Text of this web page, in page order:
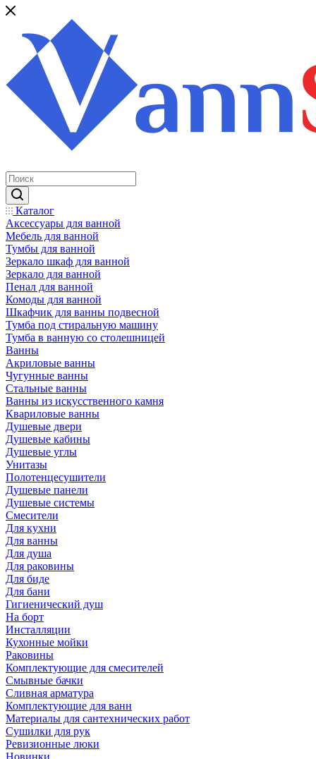
Каталог
Аксессуары для ванной
Мебель для ванной
Тумбы для ванной
Зеркало шкаф для ванной
Зеркало для ванной
Пенал для ванной
Комоды для ванной
Шкафчик для ванны подвесной
Тумба под стиральную машину
Тумба в ванную со столешницей
Ванны
Акриловые ванны
Чугунные ванны
Стальные ванны
Ванны из искусственного камня
Квариловые ванны
Душевые двери
Душевые кабины
Душевые углы
Унитазы
Полотенцесушители
Душевые панели
Душевые системы
Смесители
Для кухни
Для ванны
Для душа
Для раковины
Для биде
Для бани
Гигиенический душ
На борт
Инсталляции
Кухонные мойки
Раковины
Комплектующие для смесителей
Смывные бачки
Сливная арматура
Комплектующие для ванн
Материалы для сантехнических работ
Сушилки для рук
Ревизионные люки
Новинки